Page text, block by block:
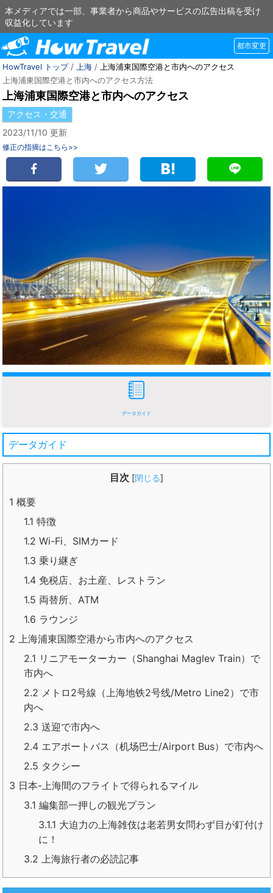
本メディアでは一部、事業者から商品やサービスの広告出稿を受け
収益化しています
都市変更
HowTravel トップ/ 上海 / 上海浦東国際空港と市内へのアクセス
上海浦東国際空港と市内へのアクセス方法
上海浦東国際空港と市内へのアクセス
アクセス・交通
2023/11/10 更新
修正の指摘はこちら>>
データガイド
データガイド
目次 [閉じる]
1 概要
1.1 特徴
1.2 Wi-Fi、SIMカード
1.3 乗り継ぎ
1.4 免税店、お土産、レストラン
1.5 両替所、ATM
1.6 ラウンジ
2 上海浦東国際空港から市内へのアクセス
2.1 リニアモーターカー（Shanghai Maglev Train）で
市内へ
2.2 メトロ2号線（上海地铁2号线/Metro Line2）で市
内へ
2.3 送迎で市内へ
2.4 エアポートバス（机场巴士/Airport Bus）で市内へ
2.5 タクシー
3 日本-上海間のフライトで得られるマイル
3.1 編集部一押しの観光プラン
3.1.1 大迫力の上海雑伎は老若男女問わず目が釘付け
に！
3.2 上海旅行者の必読記事